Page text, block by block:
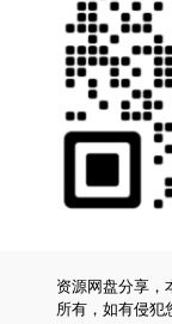
资源网盘分享，
所有，如有侵犯